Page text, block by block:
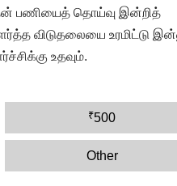
தன் பணியைத் தொய்வு இன்றித்
விடுதலையை உரமிட்டு
உதவும்.
₹500
Other